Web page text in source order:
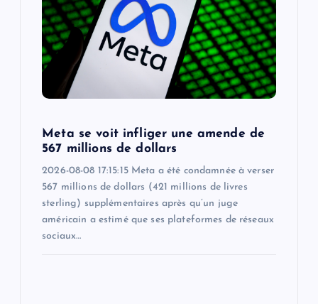
Meta se voit infliger une amende de
567 millions de dollars
2026-08-08 17:15:15 Meta a été condamnée à verser
567 millions de dollars (421 millions de livres
sterling) supplémentaires après qu’un juge
américain a estimé que ses plateformes de réseaux
sociaux…